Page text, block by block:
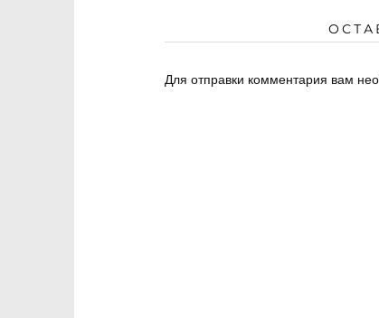
Для отправки комментария вам